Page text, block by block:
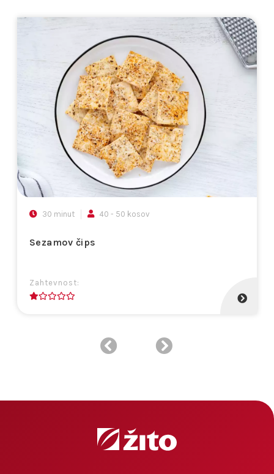
Sezamov čips
Zahtevnost:
30 minut 40 - 50 kosov